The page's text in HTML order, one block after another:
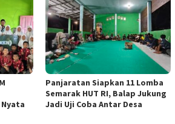
Panjaratan Siapkan 11 Lomba
Semarak HUT RI, Balap Jukung
Jadi Uji Coba Antar Desa